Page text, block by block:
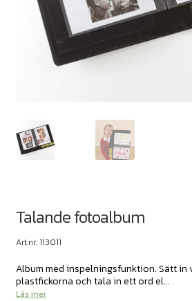
Talande fotoalbum
Art.nr: 113011
Album med inspelningsfunktion. Sätt in
plastfickorna och tala in ett ord el...
Läs mer